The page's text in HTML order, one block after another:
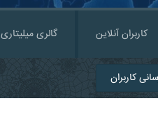
کاربران آنلاین گالری میلیتاری
کاربران